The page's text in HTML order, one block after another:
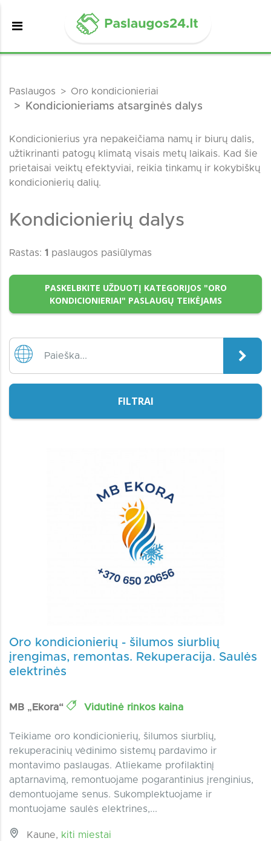
Paslaugos Oro kondicionieriai
Kondicionieriams atsarginės dalys
Kondicionierius yra nepakeičiama namų ir biurų dalis,
užtikrinanti patogų klimatą visais metų laikais. Kad šie
prietaisai veiktų efektyviai, reikia tinkamų ir kokybiškų
kondicionierių dalių.
Kondicionierių dalys
Rastas: 1 paslaugos pasiūlymas
PASKELBKITE UŽDUOTĮ KATEGORIJOS "ORO
KONDICIONIERIAI" PASLAUGŲ TEIKĖJAMS
FILTRAI
Oro kondicionierių - šilumos siurblių
įrengimas, remontas. Rekuperacija. Saulės
elektrinės
MB „Ekora“ Vidutinė rinkos kaina
Teikiame oro kondicionierių, šilumos siurblių,
rekuperacinių vėdinimo sistemų pardavimo ir
montavimo paslaugas. Atliekame profilaktinį
aptarnavimą, remontuojame pogarantinius įrenginius,
demontuojame senus. Sukomplektuojame ir
montuojame saulės elektrines,...
Kaune, kiti miestai